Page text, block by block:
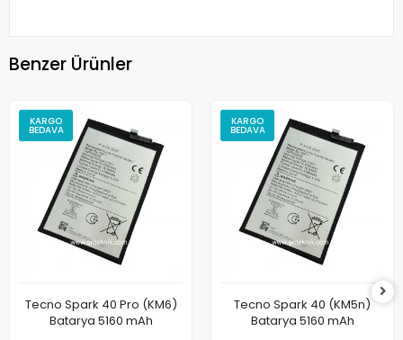
Benzer Ürünler
KARGO
BEDAVA
Tecno Spark 40 Pro (KM6)
Batarya 5160 mAh
KARGO
BEDAVA
Tecno Spark 40 (KM5n)
Batarya 5160 mAh